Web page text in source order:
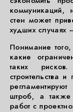
коммуникаций,
стен может
худших случаях
Понимание
какие
таких
строительства
штроб, а также
работ с